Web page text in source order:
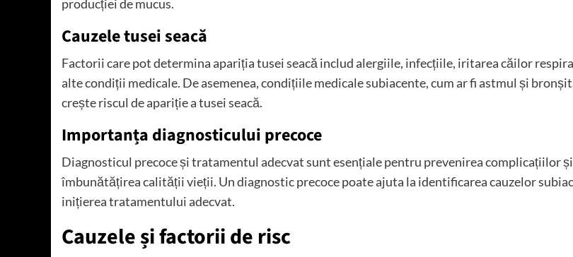
producției de mucus.
Cauzele tusei seacă
Factorii care pot determina apariția tusei seacă includ alergiile, infecțiile, iritarea căilor
alte condiții medicale. De asemenea, condițiile medicale subiacente, cum ar fi astmul și
crește riscul de apariție a tusei seacă.
Importanța diagnosticului precoce
Diagnosticul precoce și tratamentul adecvat sunt esențiale pentru prevenirea complicațiilor
îmbunătățirea calității vieții. Un diagnostic precoce poate ajuta la identificarea cauzelor
inițierea tratamentului adecvat.
Cauzele și factorii de risc